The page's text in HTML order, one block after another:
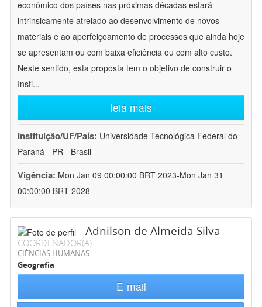
econômico dos países nas próximas décadas estará
intrinsicamente atrelado ao desenvolvimento de novos
materiais e ao aperfeiçoamento de processos que ainda hoje
se apresentam ou com baixa eficiência ou com alto custo.
Neste sentido, esta proposta tem o objetivo de construir o
Insti...
leia mais
Instituição/UF/País: Universidade Tecnológica Federal do
Paraná - PR - Brasil
Vigência: Mon Jan 09 00:00:00 BRT 2023-Mon Jan 31
00:00:00 BRT 2028
Adnilson de Almeida Silva
COORDENADOR(A)
CIÊNCIAS HUMANAS
Geografia
E-mail